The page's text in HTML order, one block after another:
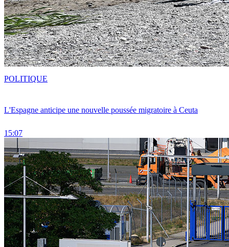
L'Espagne anticipe une nouvelle poussée migratoire à Ceuta
15:07
POLITIQUE